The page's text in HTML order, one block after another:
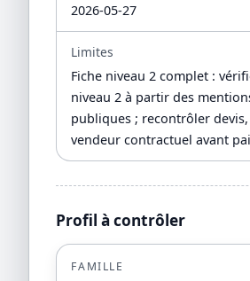
2026-05-27
Limites
Fiche niveau 2 complet :
niveau 2 à partir des
publiques ; recontrôler devis,
vendeur contractuel avant
Profil à contrôler
FAMILLE